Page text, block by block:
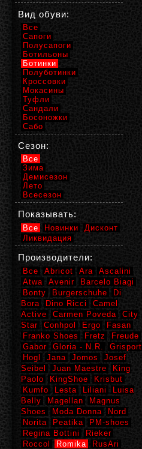
Вид обуви:
Все
Сапоги
Полусапоги
Ботильоны
Ботинки
Полуботинки
Кроссовки
Мокасины
Туфли
Сандали
Босоножки
Сабо
Сезон:
Все
Зима
Демисезон
Лето
Всесезон
Показывать:
Все Новинки
Дисконт
Ликвидация
Производители:
Все Abricot Ara
Ascalini
Atwa
Avenir
Barcelo Biagi
Bonty
Burgerschuhe
Di
Bora
Dino Ricci
Camel
Active
Carmen Poveda
City
Star
Conhpol Ergo
Fasan
Franko Shoes
Fretz
Freude
Gabor
Gloria - N.R.
Grisport
Hogl
Jana Jomos
Josef
Seibel
Juan Maestre
King
Paolo
KingShoe
Krisbut
Kumfo
Lesta Liliani
Luisa
Belly
Magellan
Magnus
Shoes
Moda Donna
Nord
Norita
Peatika
PM-shoes
Regina Bottini
Rieker
Roccol
Romika
RusAri